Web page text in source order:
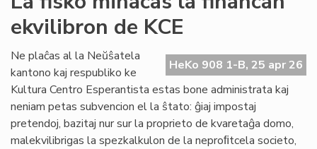
ekvilibron de KCE
HeKo 908 1-B, 25 apr 26
Ne plaĉas al la Neŭŝatela
kantono kaj respubliko ke
Kultura Centro Esperantista estas bone administrata kaj
neniam petas subvencion el la ŝtato: ĝiaj impostaj
pretendoj, bazitaj nur sur la proprieto de kvaretaĝa domo,
malekvilibrigas la spezkalkulon de la neproﬁtcela societo,